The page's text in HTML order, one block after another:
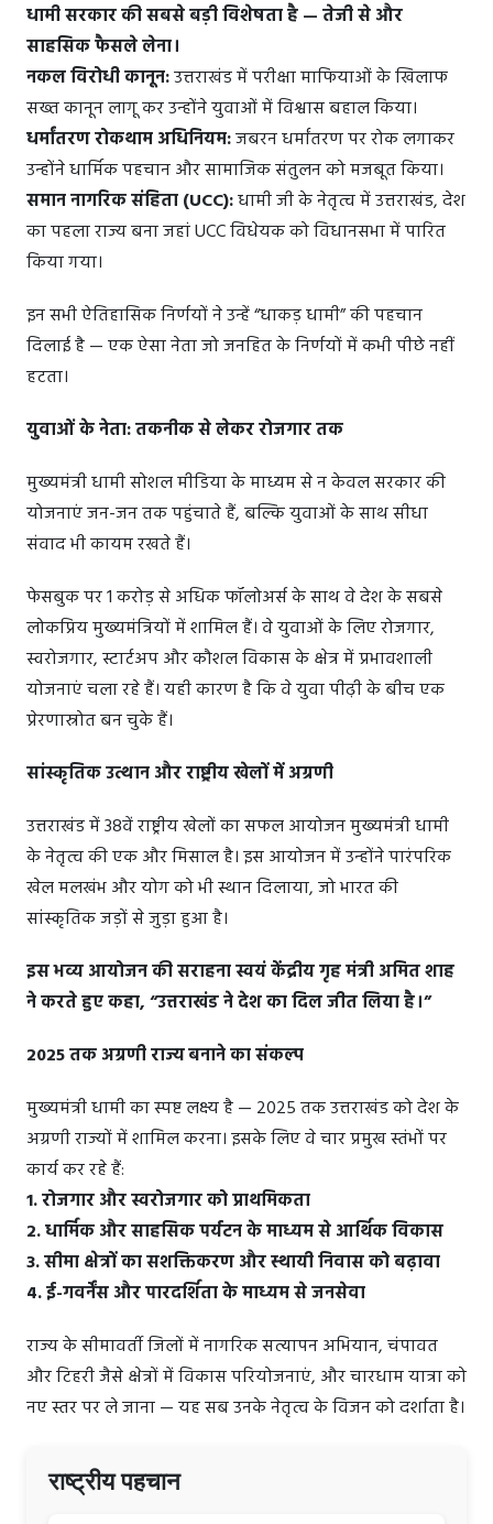
धामी सरकार की सबसे बड़ी विशेषता है — तेजी से और
साहसिक फैसले लेना।
नकल विरोधी कानून:उत्तराखंड में परीक्षा माफियाओं के खिलाफ
सख्त कानून लागू कर उन्होंने युवाओं में विश्वास बहाल किया।
धर्मांतरण रोकथाम अधिनियम:जबरन धर्मांतरण पर रोक लगाकर
उन्होंने धार्मिक पहचान और सामाजिक संतुलन को मजबूत किया।
समान नागरिक संहिता (UCC):धामी जी के नेतृत्व में उत्तराखंड, देश
का पहला राज्य बना जहां UCC विधेयक को विधानसभा में पारित
किया गया।
इन सभी ऐतिहासिक निर्णयों ने उन्हें “धाकड़ धामी” की पहचान
दिलाई है — एक ऐसा नेता जो जनहित के निर्णयों में कभी पीछे नहीं
हटता।
युवाओं के नेता: तकनीक से लेकर रोजगार तक
मुख्यमंत्री धामी सोशल मीडिया के माध्यम से न केवल सरकार की
योजनाएं जन-जन तक पहुंचाते हैं, बल्कि युवाओं के साथ सीधा
संवाद भी कायम रखते हैं।
फेसबुक पर 1 करोड़ से अधिक फॉलोअर्स के साथ वे देश के सबसे
लोकप्रिय मुख्यमंत्रियों में शामिल हैं। वे युवाओं के लिए रोजगार,
स्वरोजगार, स्टार्टअप और कौशल विकास के क्षेत्र में प्रभावशाली
योजनाएं चला रहे हैं। यही कारण है कि वे युवा पीढ़ी के बीच एक
प्रेरणास्रोत बन चुके हैं।
सांस्कृतिक उत्थान और राष्ट्रीय खेलों में अग्रणी
उत्तराखंड में 38वें राष्ट्रीय खेलों का सफल आयोजन मुख्यमंत्री धामी
के नेतृत्व की एक और मिसाल है। इस आयोजन में उन्होंने पारंपरिक
खेल मलखंभ और योग को भी स्थान दिलाया, जो भारत की
सांस्कृतिक जड़ों से जुड़ा हुआ है।
इस भव्य आयोजन की सराहना स्वयं केंद्रीय गृह मंत्री अमित शाह
ने करते हुए कहा, “उत्तराखंड ने देश का दिल जीत लिया है।”
2025 तक अग्रणी राज्य बनाने का संकल्प
मुख्यमंत्री धामी का स्पष्ट लक्ष्य है — 2025 तक उत्तराखंड को देश के
अग्रणी राज्यों में शामिल करना। इसके लिए वे चार प्रमुख स्तंभों पर
कार्य कर रहे हैं:
1. रोजगार और स्वरोजगार को प्राथमिकता
2. धार्मिक और साहसिक पर्यटन के माध्यम से आर्थिक विकास
3. सीमा क्षेत्रों का सशक्तिकरण और स्थायी निवास को बढ़ावा
4. ई-गवर्नेंस और पारदर्शिता के माध्यम से जनसेवा
राज्य के सीमावर्ती जिलों में नागरिक सत्यापन अभियान, चंपावत
और टिहरी जैसे क्षेत्रों में विकास परियोजनाएं, और चारधाम यात्रा को
नए स्तर पर ले जाना — यह सब उनके नेतृत्व के विजन को दर्शाता है।
राष्ट्रीय पहचान